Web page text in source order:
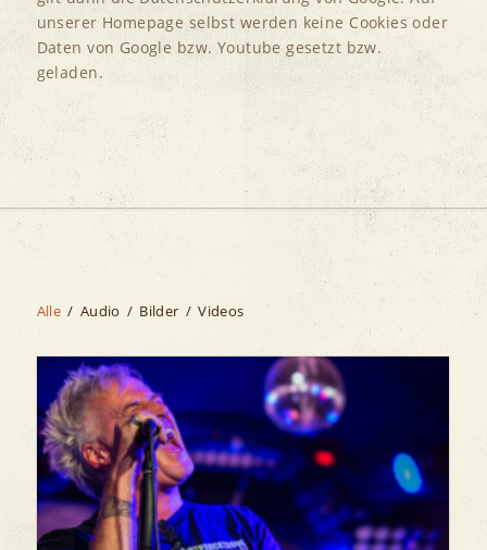
unserer Homepage selbst werden keine Cookies oder
Daten von Google bzw. Youtube gesetzt bzw.
geladen.
Alle / Audio / Bilder / Videos